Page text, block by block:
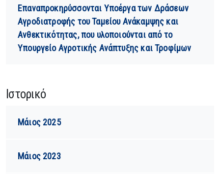
Επαναπροκηρύσσονται Υποέργα των Δράσεων
Αγροδιατροφής του Ταμείου Ανάκαμψης και
Ανθεκτικότητας, που υλοποιούνται από το
Υπουργείο Αγροτικής Ανάπτυξης και Τροφίμων
Ιστορικό
Μάιος 2025
Μάιος 2023